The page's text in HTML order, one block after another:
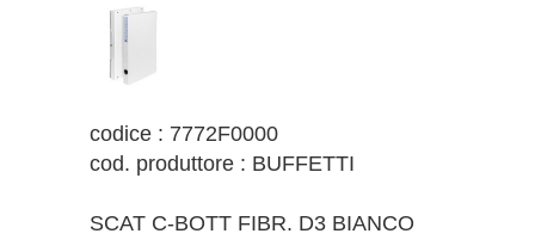
codice : 7772F0000
cod. produttore : BUFFETTI
SCAT C-BOTT FIBR. D3 BIANCO